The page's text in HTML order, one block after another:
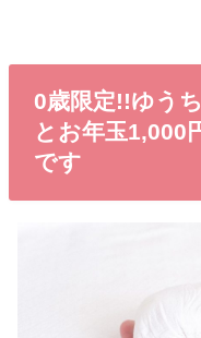
0歳限定!!ゆう
とお年玉1,000
です